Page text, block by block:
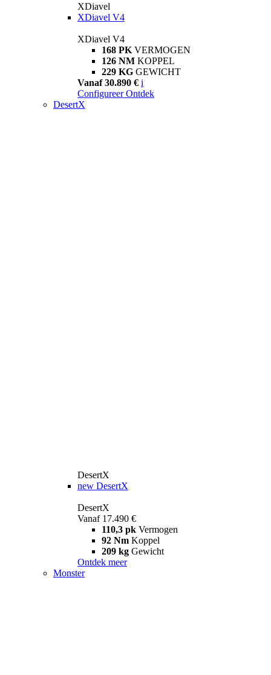
XDiavel
XDiavel V4
XDiavel V4
168 PK VERMOGEN
126 NM KOPPEL
229 KG GEWICHT
Vanaf 30.890 € i
Configureer Ontdek
DesertX
DesertX
new DesertX
DesertX
Vanaf 17.490 €
110,3 pk Vermogen
92 Nm Koppel
209 kg Gewicht
Ontdek meer
Monster